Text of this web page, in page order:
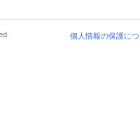
個人情報の保護に